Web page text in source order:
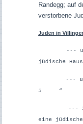
Randegg; auf
verstorbene
Juden in
---
jüdische
--- um
5 “
---
eine